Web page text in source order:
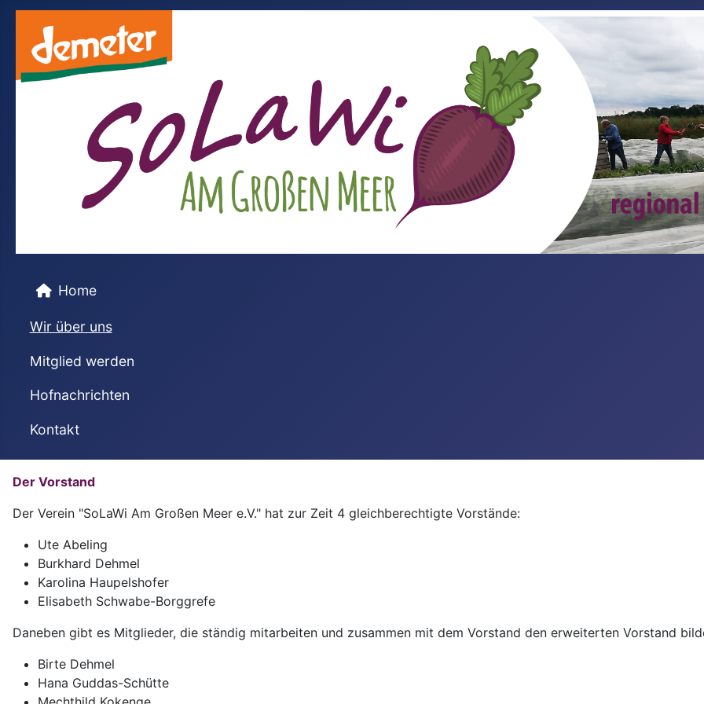
Home
Wir über uns
Mitglied werden
Hofnachrichten
Kontakt
Der Vorstand
Der Verein "SoLaWi Am Großen Meer e.V." hat zur Zeit 4 gleichberechtigte Vorstände:
Ute Abeling
Burkhard Dehmel
Karolina Haupelshofer
Elisabeth Schwabe-Borggrefe
Daneben gibt es Mitglieder, die ständig mitarbeiten und zusammen mit dem Vorstand den erweiterten Vorstand
Birte Dehmel
Hana Guddas-Schütte